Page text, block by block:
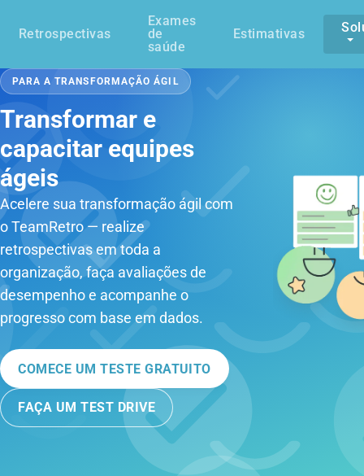
Retrospectivas
Exames
de
saúde
Estimativas
PARA A TRANSFORMAÇÃO ÁGIL
Transformar e
capacitar equipes
ágeis
Acelere sua transformação ágil com
o TeamRetro — realize
retrospectivas em toda a
organização, faça avaliações de
desempenho e acompanhe o
progresso com base em dados.
COMECE UM TESTE GRATUITO
FAÇA UM TEST DRIVE